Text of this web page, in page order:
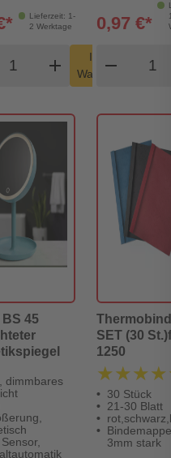
shopping_cart
Lieferzeit: 1-
2 Werktage
Warenkorb
add
In den
Warenkorb
shopping_cart
0,97 €*
remove
BS 45
dimmbares
SET (30
1250
30 Stück
21-30 Blatt
3mm stark